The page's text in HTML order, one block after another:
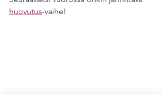
huovutus-vaihe!